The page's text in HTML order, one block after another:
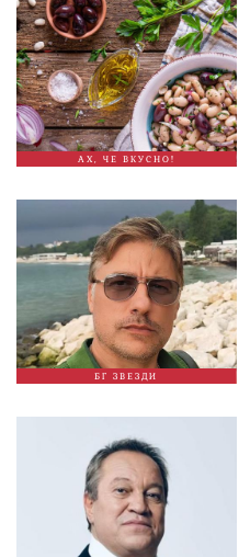
АХ, ЧЕ ВКУСНО!
БГ ЗВЕЗДИ